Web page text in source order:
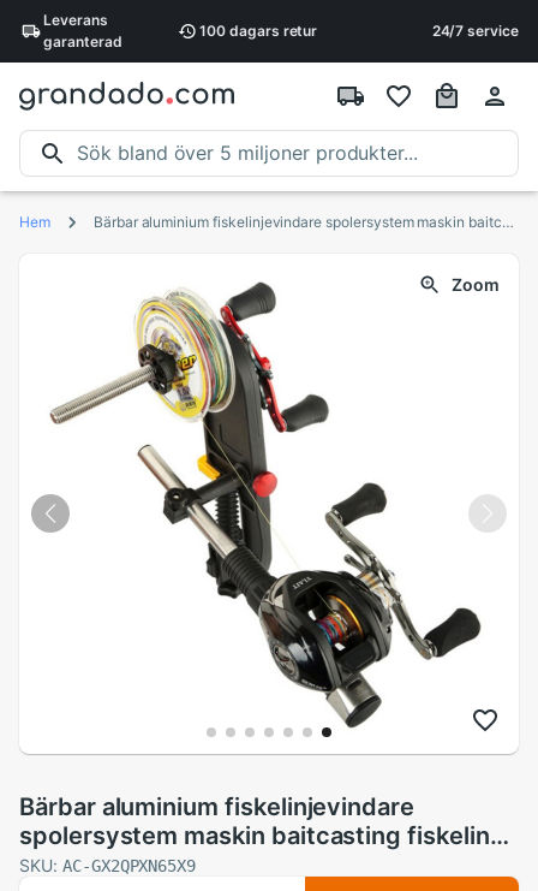
Leverans
garanterad
100 dagars retur 24/7 service
Hem Bärbar aluminium fiskelinjevindare spolersystem maskin baitcasting fiskelina upprullare spole spole spole station
Zoom
Bärbar aluminium fiskelinjevindare
spolersystem maskin baitcasting fiskelina
upprullare spole spole spole station
SKU: AC-GX2QPXN65X9